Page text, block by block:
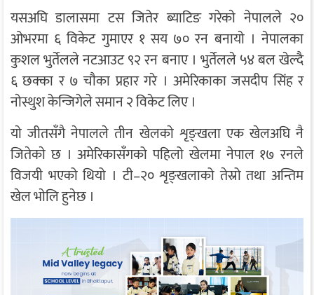
यसअघि डालासमा टस जितेर ब्याटिङ गरेकाे नेपालले २०
ओभरमा ६ विकेट गुमाएर १ सय ७० रन बनायाे । नेपालका
कुशल भुर्तेलले नटआउट ९२ रन बनाए । भुर्तेलले ५४ बल खेल्दै
६ छक्का र ७ चाैका प्रहार गरे । अमेरिकाका जसदीप सिंह र
नाेस्थुश केन्जिगेले समान २ विकेट लिए ।
याे जीतसँगै नेपालले तीन खेलकाे शृङ्खला एक खेलअघि नै
जितेकाे छ । अमेरिकासँगको पहिलो खेलमा नेपाल १७ रनले
विजयी भएको थियो । टी–२० शृङ्खलाको तेस्रो तथा अन्तिम
खेल भाेलि हुनेछ ।